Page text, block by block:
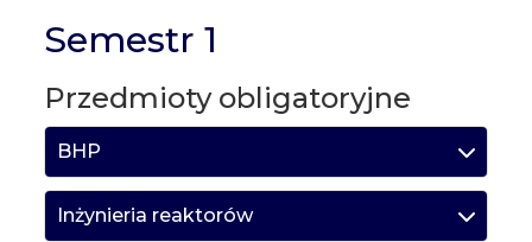
Semestr 1
Przedmioty obligatoryjne
BHP
Inżynieria reaktorów